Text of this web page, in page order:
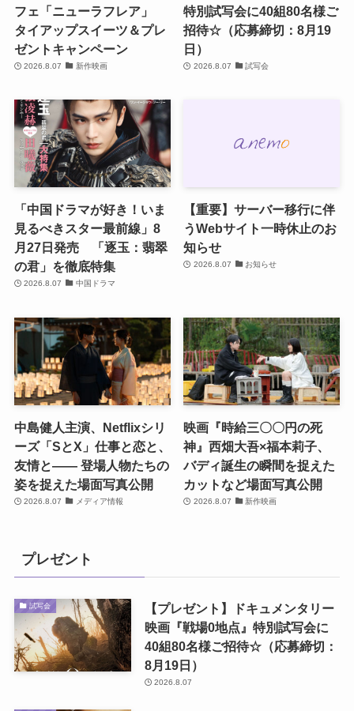
フェ「ニューラフレア」
タイアップスイーツ＆プレ
ゼントキャンペーン
2026.8.07 新作映画
特別試写会に40組80名様ご
招待☆（応募締切：8月19
日）
2026.8.07 試写会
「中国ドラマが好き！いま
見るべきスター最前線」8
月27日発売 「逐玉：翡翠
の君」を徹底特集
2026.8.07 中国ドラマ
【重要】サーバー移行に伴
うWebサイト一時休止のお
知らせ
2026.8.07 お知らせ
中島健人主演、Netflixシリ
ーズ「SとX」仕事と恋と、
友情と―― 登場人物たちの
姿を捉えた場面写真公開
2026.8.07 メディア情報
映画『時給三〇〇円の死
神』西畑大吾×福本莉子、
バディ誕生の瞬間を捉えた
カットなど場面写真公開
2026.8.07 新作映画
プレゼント
試写会
【プレゼント】ドキュメンタリー
映画『戦場0地点』特別試写会に
40組80名様ご招待☆（応募締切：
8月19日）
2026.8.07